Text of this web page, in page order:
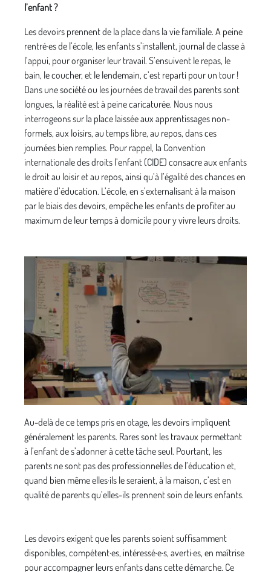
l’enfant ?
Les devoirs prennent de la place dans la vie familiale. A peine
rentré·es de l’école, les enfants s’installent, journal de classe à
l’appui, pour organiser leur travail. S’ensuivent le repas, le
bain, le coucher, et le lendemain, c’est reparti pour un tour !
Dans une société ou les journées de travail des parents sont
longues, la réalité est à peine caricaturée. Nous nous
interrogeons sur la place laissée aux apprentissages non-
formels, aux loisirs, au temps libre, au repos, dans ces
journées bien remplies. Pour rappel, la Convention
internationale des droits l’enfant (CIDE) consacre aux enfants
le droit au loisir et au repos, ainsi qu’à l’égalité des chances en
matière d’éducation. L’école, en s’externalisant à la maison
par le biais des devoirs, empêche les enfants de profiter au
maximum de leur temps à domicile pour y vivre leurs droits.
Au-delà de ce temps pris en otage, les devoirs impliquent
généralement les parents. Rares sont les travaux permettant
à l’enfant de s’adonner à cette tâche seul. Pourtant, les
parents ne sont pas des professionnel·les de l’éducation et,
quand bien même elles·ils le seraient, à la maison, c’est en
qualité de parents qu’elles-ils prennent soin de leurs enfants.
Les devoirs exigent que les parents soient suffisamment
disponibles, compétent·es, intéressé·e·s, averti·es, en maîtrise
pour accompagner leurs enfants dans cette démarche. Ce